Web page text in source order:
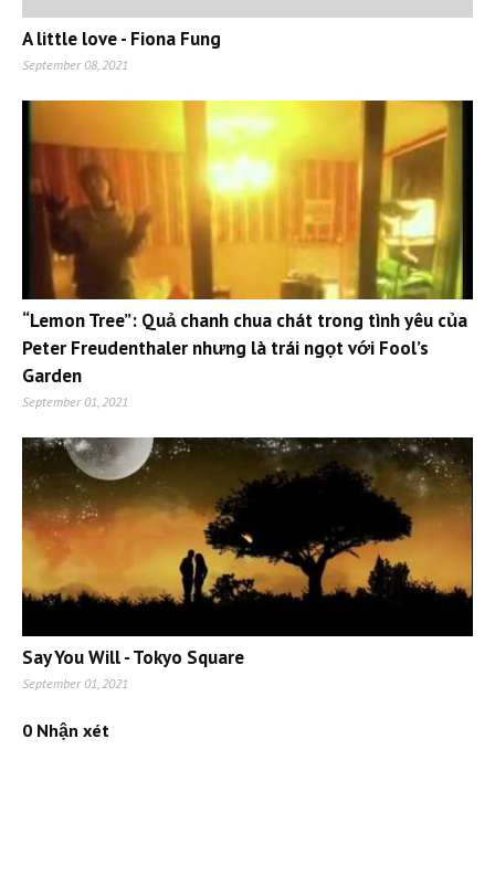
A little love - Fiona Fung
September 08, 2021
“Lemon Tree”: Quả chanh chua chát trong tình yêu của
Peter Freudenthaler nhưng là trái ngọt với Fool’s
Garden
September 01, 2021
Say You Will - Tokyo Square
September 01, 2021
0 Nhận xét